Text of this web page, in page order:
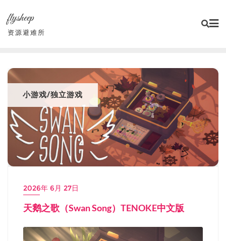
content
flysheep
资源避难所
小游戏/独立游戏
2026年 6月 27日
天鹅之歌（Swan Song）TENOKE中文版